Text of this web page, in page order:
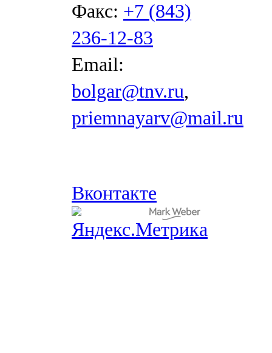
Факс: +7 (843)
236-12-83
Email:
bolgar@tnv.ru,
priemnayarv@mail.ru
Вконтакте